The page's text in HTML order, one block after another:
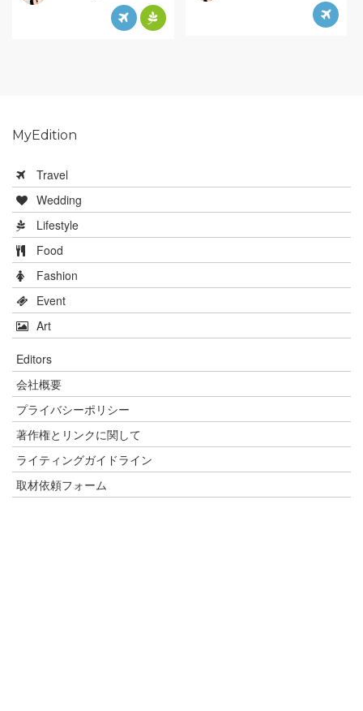
MyEdition
Travel
Wedding
Lifestyle
Food
Fashion
Event
Art
Editors
会社概要
プライバシーポリシー
著作権とリンクに関して
ライティングガイドライン
取材依頼フォーム